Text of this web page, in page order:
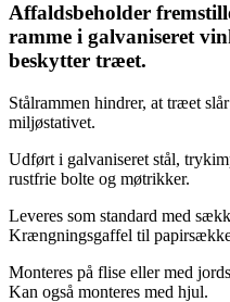
Affaldsbeholder
ramme i galvaniseret
beskytter træet.
Stålrammen hindrer, at træet
miljøstativet.
Udført i galvaniseret stål,
rustfrie bolte og møtrikker.
Leveres som standard med
Krængningsgaffel til
Monteres på flise eller med
Kan også monteres med hjul.